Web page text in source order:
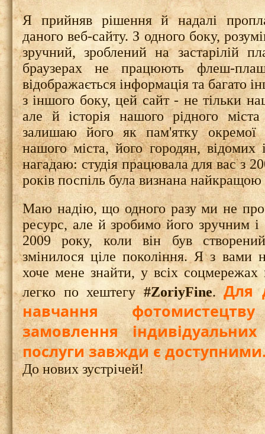
Я прийняв рішення й надалі
даного веб-сайту. З одного боку,
зручний,зроблений на застарілій
браузерах не працюють флеш-
відображається інформація та багато
з іншого боку, цей сайт - не тільки
але й історія нашого рідного
залишаю його як пам'ятку окремої
нашого міста, його городян,
нагадаю: студія працювала для вас з
років поспіль була визнана найкращою
Маю надію, що одного разу ми не
ресурс, але й зробимо його зручним
2009 року, коли він був
змінилося ціле покоління. Я з
хоче мене знайти, у всіх соцмережах
легко по хештегу#ZoriyFine.Для
навчання
замовлення
послуги завжди є
До нових зустрічей!